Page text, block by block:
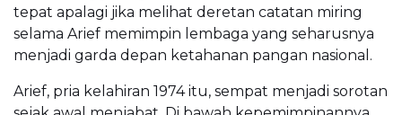
tepat apalagi jika melihat deretan catatan miring
selama Arief memimpin lembaga yang seharusnya
menjadi garda depan ketahanan pangan nasional.
Arief, pria kelahiran 1974 itu, sempat menjadi sorotan